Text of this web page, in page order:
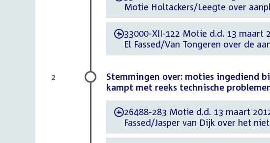
Motie Holtackers/Leegte over
-33000-XII-122 Motie d.d. 13 maart
El Fassed/Van Tongeren over de
Stemmingen over: moties ingediend
kampt met reeks technische
-26488-283 Motie d.d. 13 maart
Fassed/Jasper van Dijk over het
2